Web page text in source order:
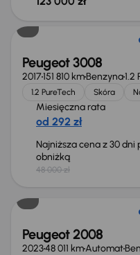
Peugeot 3008
2017151 810 kmBenzyna1.2
1.2 PureTech Skóra
Miesięczna rata
od 292 zł
Najniższa cena z 30 dni
obniżką
48 000 zł
Peugeot 2008
202348 011 kmAutomat